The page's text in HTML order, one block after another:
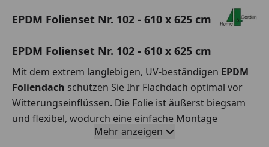
EPDM Folienset Nr. 102 - 610 x 625 cm
EPDM Folienset Nr. 102 - 610 x 625 cm
Mit dem extrem langlebigen, UV-beständigen EPDM
Foliendach schützen Sie Ihr Flachdach optimal vor
Witterungseinflüssen. Die Folie ist äußerst biegsam
und flexibel, wodurch eine einfache Montage
Mehr anzeigen